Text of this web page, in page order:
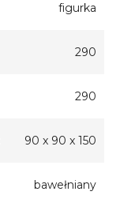
figurka
290
290
90 x 90 x 150
bawełniany